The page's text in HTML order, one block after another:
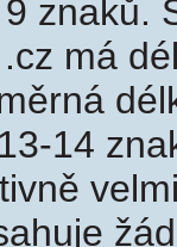
znaků.
má
14